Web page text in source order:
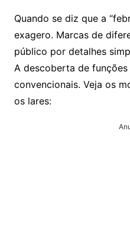
Quando se diz que a
exagero. Marcas de
público por detalhes
A descoberta de
convencionais. Veja os
os lares: